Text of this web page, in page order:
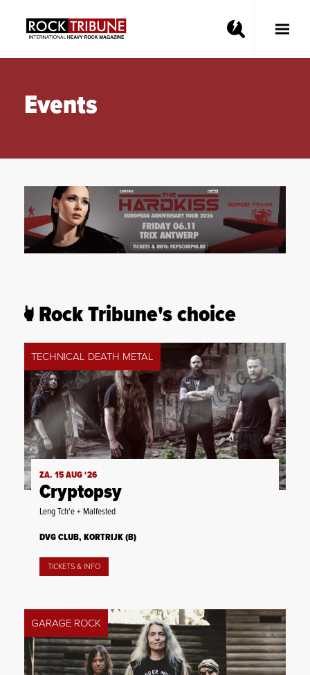
Toggle
Events
Rock Tribune's choice
TECHNICAL DEATH METAL
ZA. 15 AUG ‘26
Cryptopsy
Leng Tch'e + Malfested
DVG CLUB, KORTRIJK (B)
TICKETS & INFO
GARAGE ROCK